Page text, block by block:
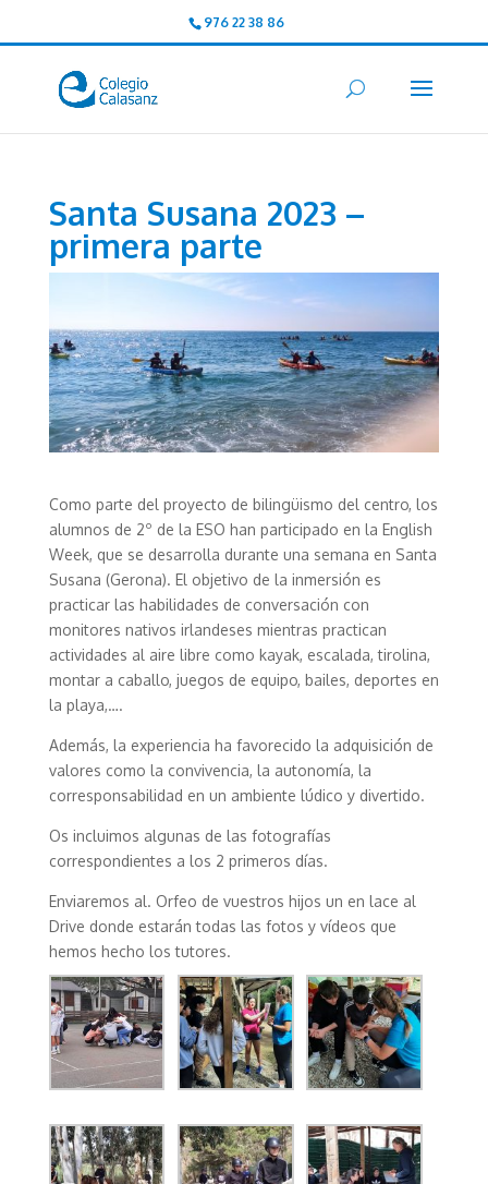
976 22 38 86
Santa Susana 2023 –
primera parte
Como parte del proyecto de bilingüismo del centro, los
alumnos de 2º de la ESO han participado en la English
Week, que se desarrolla durante una semana en Santa
Susana (Gerona). El objetivo de la inmersión es
practicar las habilidades de conversación con
monitores nativos irlandeses mientras practican
actividades al aire libre como kayak, escalada, tirolina,
montar a caballo, juegos de equipo, bailes, deportes en
la playa,….
Además, la experiencia ha favorecido la adquisición de
valores como la convivencia, la autonomía, la
corresponsabilidad en un ambiente lúdico y divertido.
Os incluimos algunas de las fotografías
correspondientes a los 2 primeros días.
Enviaremos al. Orfeo de vuestros hijos un en lace al
Drive donde estarán todas las fotos y vídeos que
hemos hecho los tutores.